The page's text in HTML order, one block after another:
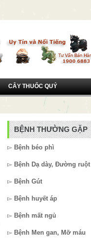
CÂY THUỐC QUÝ
BỆNH THƯỜNG GẶP
▻ Bệnh béo phì
▻ Bệnh Dạ dày, Đường ruột
▻ Bệnh Gút
▻ Bệnh huyết áp
▻ Bệnh mất ngủ
▻ Bệnh Men gan, Mỡ máu